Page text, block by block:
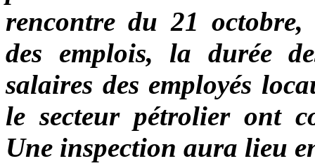
rencontre du 21
des emplois, la durée
salaires des employés
le secteur pétrolier ont
Une inspection aura lieu